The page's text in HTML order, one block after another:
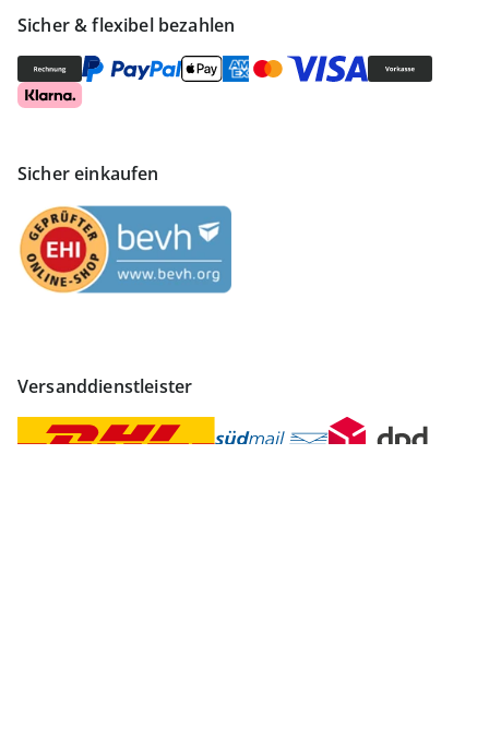
Sicher & flexibel bezahlen
Sicher einkaufen
Versanddienstleister